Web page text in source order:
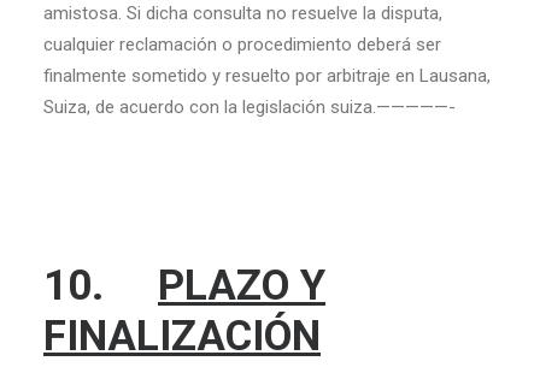
amistosa. Si dicha consulta no resuelve la disputa,
cualquier reclamación o procedimiento deberá ser
finalmente sometido y resuelto por arbitraje en Lausana,
Suiza, de acuerdo con la legislación suiza.—————-
10. PLAZO Y
FINALIZACIÓN